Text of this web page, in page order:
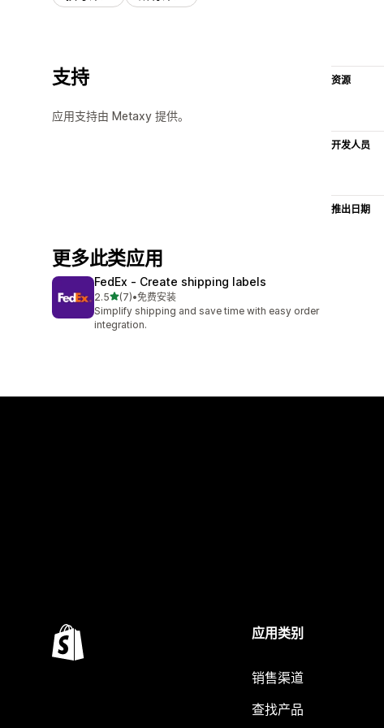
支持
应用支持由 Metaxy 提供。
资源
开发人员
推出日期
更多此类应用
FedEx ‑ Create shipping labels
2.5星（满分 5 星）
(7)
总共 7 条评论
•免费安装
Simplify shipping and save time with easy order
integration.
应用类别
销售渠道
查找产品